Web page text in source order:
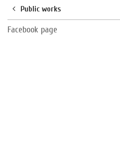
Public works
Facebook page